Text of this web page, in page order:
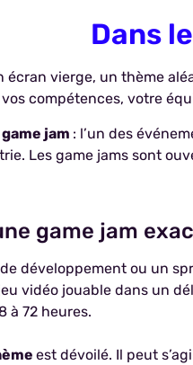
Dans
écran vierge, un thème
compétences, votre
game jam : l’un des
Les game jams sont
game jam
développement ou un
vidéo jouable dans un
à 72 heures.
est dévoilé. Il peut